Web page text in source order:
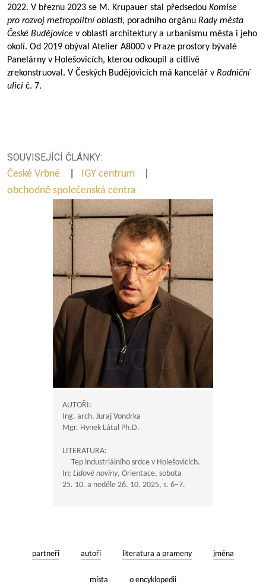
2022. V březnu 2023 se M. Krupauer stal předsedou Komise
pro rozvoj metropolitní oblasti, poradního orgánu Rady města
České Budějovice v oblasti architektury a urbanismu města i jeho
okolí. Od 2019 obýval Atelier A8000 v Praze prostory bývalé
Panelárny v Holešovicích, kterou odkoupil a citlivě
zrekonstruoval. V Českých Budějovicích má kancelář v Radniční
ulici č. 7.
SOUVISEJÍCÍ ČLÁNKY:
České Vrbné
IGY centrum
obchodně společenská centra
AUTOŘI:
Ing. arch. Juraj Vondrka
Mgr. Hynek Látal Ph.D.
LITERATURA:
Tep industriálního srdce v Holešovicích.
In: Lidové noviny, Orientace, sobota
25. 10. a neděle 26. 10. 2025, s. 6–7.
partneři autoři literatura a prameny jména
místa o encyklopedii